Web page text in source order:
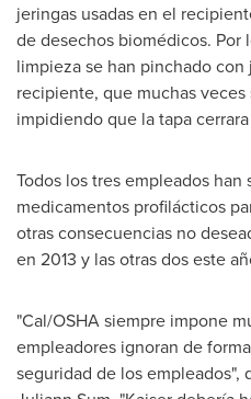
jeringas usadas en el
de desechos biomédicos. Por
limpieza se han pinchado
recipiente, que muchas
impidiendo que la tapa
Todos los tres empleados han
medicamentos profilácticos
otras consecuencias no
en 2013 y las otras dos este
"Cal/OSHA siempre impone
empleadores ignoran de
seguridad de los empleados",